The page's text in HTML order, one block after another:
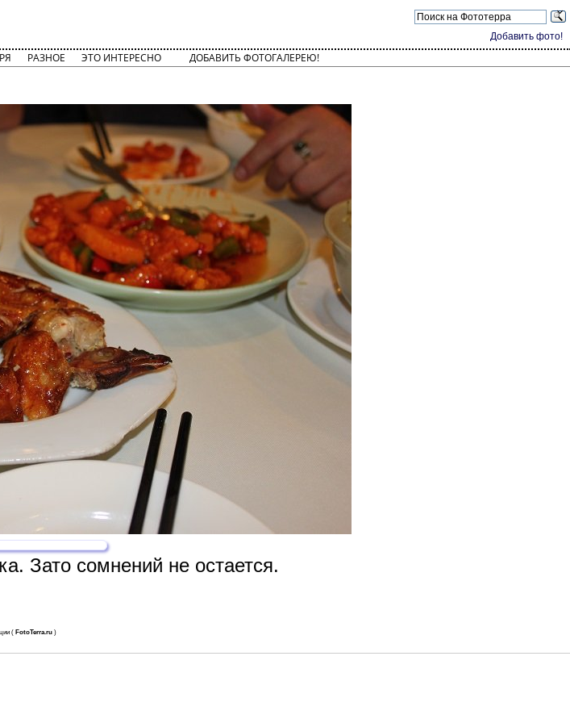
Добавить фото!
РАЗНОЕ ЭТО ИНТЕРЕСНО ДОБАВИТЬ ФОТОГАЛЕРЕЮ!
Зато сомнений не остается.
( FotoTerra.ru )